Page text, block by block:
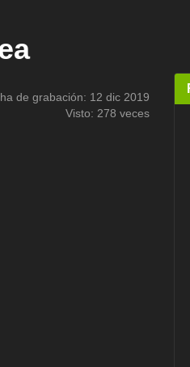
de grabación: 12 dic 2019
Visto: 278 veces